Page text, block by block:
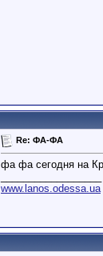
Re: ФА-ФА
фа фа сегодня на
www.lanos.odessa.ua